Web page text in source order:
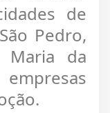
de
Pedro,
Maria da